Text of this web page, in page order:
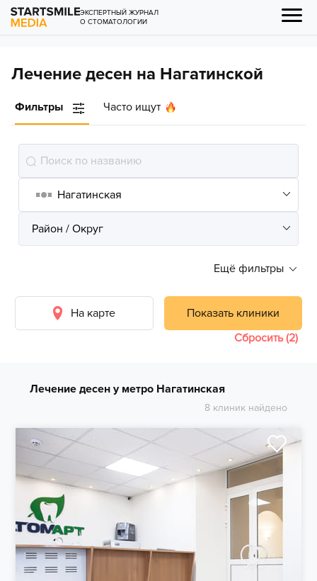
ЭКСПЕРТНЫЙ ЖУРНАЛ
О СТОМАТОЛОГИИ
Лечение десен на Нагатинской
Фильтры Часто ищут
Ещё фильтры
На карте
Показать клиники
Сбросить (2)
Лечение десен у метро Нагатинская
8 клиник найдено